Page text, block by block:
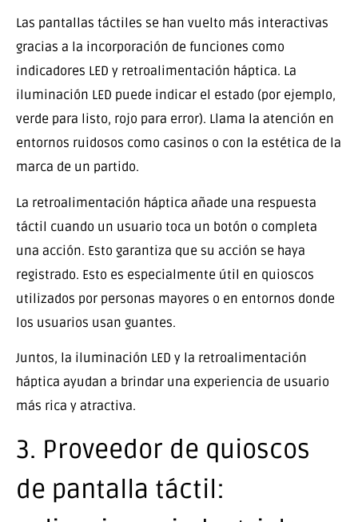
Las pantallas táctiles se han vuelto más interactivas
gracias a la incorporación de funciones como
indicadores LED y retroalimentación háptica. La
iluminación LED puede indicar el estado (por ejemplo,
verde para listo, rojo para error). Llama la atención en
entornos ruidosos como casinos o con la estética de la
marca de un partido.
La retroalimentación háptica añade una respuesta
táctil cuando un usuario toca un botón o completa
una acción. Esto garantiza que su acción se haya
registrado. Esto es especialmente útil en quioscos
utilizados por personas mayores o en entornos donde
los usuarios usan guantes.
Juntos, la iluminación LED y la retroalimentación
háptica ayudan a brindar una experiencia de usuario
más rica y atractiva.
3. Proveedor de quioscos
de pantalla táctil: